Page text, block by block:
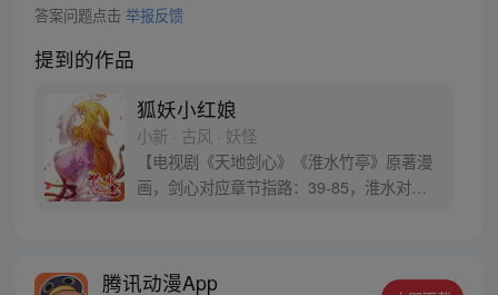
答案问题点击 举报反馈
提到的作品
狐妖小红娘
小新 · 古风 · 妖怪
【电视剧《天地剑心》《淮水竹亭》原著漫
画，剑心对应章节指路：39-85，淮水对应
腾讯动漫App